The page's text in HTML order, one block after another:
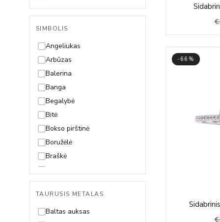
Singapore
SIMBOLIS
Angeliukas
Arbūzas
Balerina
Banga
Begalybė
Bitė
Bokso pirštinė
Boružėlė
Braškė
Dobilas
Drakonas
Drugelis
TAURUSIS METALAS
Baltas auksas
€
-66%
€